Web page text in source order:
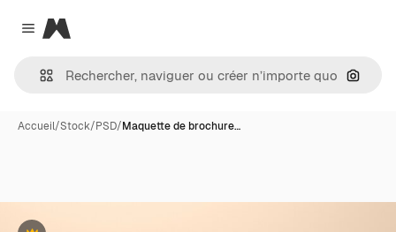
Close menu
Magnific
Accueil/Stock/PSD/Maquette de brochure…